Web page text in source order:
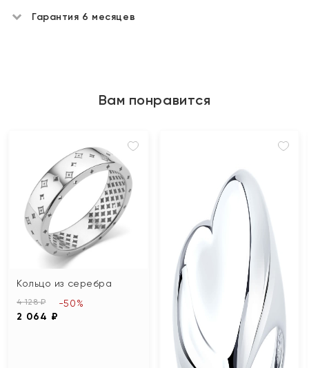
Гарантия 6 месяцев
Вам понравится
Кольцо из серебра
4 128 ₽
2 064 ₽
-50%